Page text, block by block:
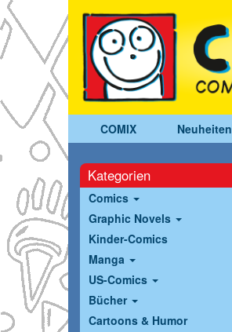
COMIX Neuheiten
Kategorien
Comics
Graphic Novels
Kinder-Comics
Manga
US-Comics
Bücher
Cartoons & Humor